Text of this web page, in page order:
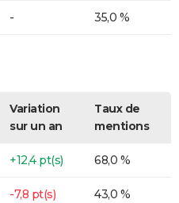
- 35,0 %
Variation
sur un an
Taux de
mentions
+12,4 pt(s) 68,0 %
-7,8 pt(s) 43,0 %